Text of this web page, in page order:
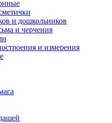
и дошкольников
и черчения
и измерения